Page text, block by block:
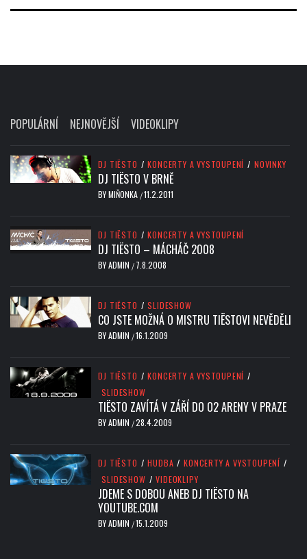
POPULÁRNÍ NEJNOVĚJŠÍ VIDEOKLIPY
DJ TIËSTO / KONCERTY A VYSTOUPENÍ / NOVINKY
DJ TIËSTO V BRNĚ
BYMIŇONKA /11.2.2011
DJ TIËSTO / KONCERTY A VYSTOUPENÍ
DJ TIËSTO – MÁCHÁČ 2008
BYADMIN / 7.8.2008
DJ TIËSTO / SLIDESHOW
CO JSTE MOŽNÁ O MISTRU TIËSTOVI NEVĚDĚLI
BYADMIN /16.1.2009
DJ TIËSTO / KONCERTY A VYSTOUPENÍ /
SLIDESHOW
TIËSTO ZAVÍTÁ V ZÁŘÍ DO O2 ARENY V PRAZE
BYADMIN /28.4.2009
DJ TIËSTO / HUDBA / KONCERTY A VYSTOUPENÍ /
SLIDESHOW / VIDEOKLIPY
JDEME S DOBOU ANEB DJ TIËSTO NA
YOUTUBE.COM
BYADMIN /15.1.2009